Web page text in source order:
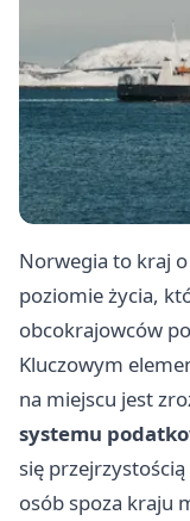
Norwegia to kraj
poziomie życia,
obcokrajowców
Kluczowym
na miejscu jest
systemu
się
osób spoza kraju